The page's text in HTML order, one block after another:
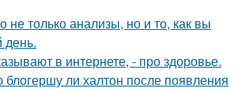
не только анализы, но и то, как вы
день.
в интернете, - про здоровье.
блогершу ли халтон после появления